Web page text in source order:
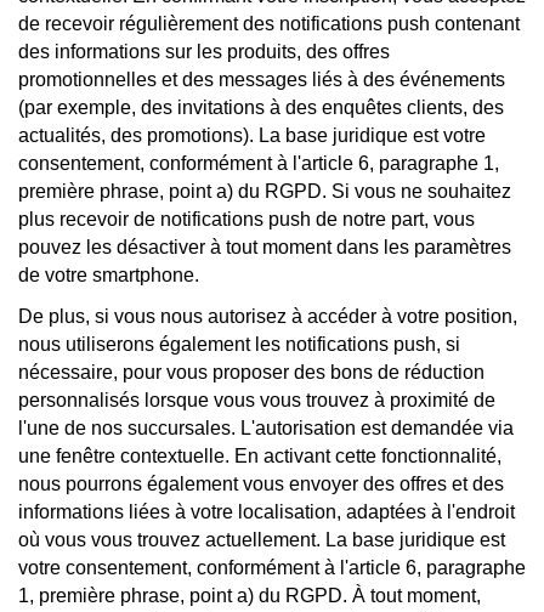
de recevoir régulièrement des notifications push contenant
des informations sur les produits, des offres
promotionnelles et des messages liés à des événements
(par exemple, des invitations à des enquêtes clients, des
actualités, des promotions). La base juridique est votre
consentement, conformément à l'article 6, paragraphe 1,
première phrase, point a) du RGPD. Si vous ne souhaitez
plus recevoir de notifications push de notre part, vous
pouvez les désactiver à tout moment dans les paramètres
de votre smartphone.
De plus, si vous nous autorisez à accéder à votre position,
nous utiliserons également les notifications push, si
nécessaire, pour vous proposer des bons de réduction
personnalisés lorsque vous vous trouvez à proximité de
l'une de nos succursales. L'autorisation est demandée via
une fenêtre contextuelle. En activant cette fonctionnalité,
nous pourrons également vous envoyer des offres et des
informations liées à votre localisation, adaptées à l'endroit
où vous vous trouvez actuellement. La base juridique est
votre consentement, conformément à l'article 6, paragraphe
1, première phrase, point a) du RGPD. À tout moment,